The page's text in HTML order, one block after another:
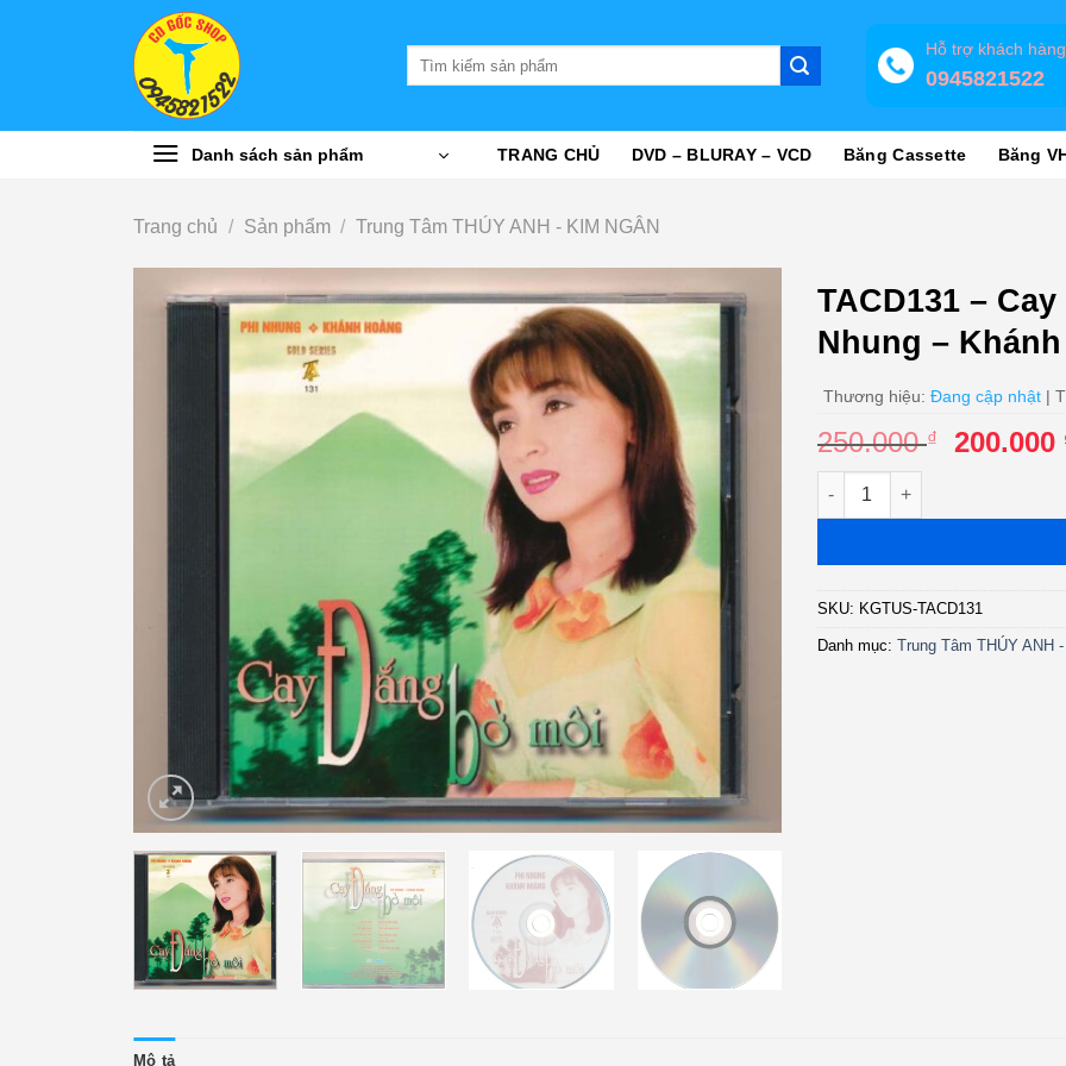
Hỗ trợ khách hàng
0945821522
Danh sách sản phẩm TRANG CHỦ DVD – BLURAY – VCD Băng Cassette Băng
Trang chủ / Sản phẩm / Trung Tâm THÚY ANH - KIM NGÂN
TACD131 –
Nhung –
Thương hiệu: Đang cập nhật |
250.000₫
Giá
250.000
200.000
TACD131 - Cay Đắng Bờ Môi
SKU: KGTUS-TACD131
Danh mục: Trung Tâm THÚY ANH
Mô tả